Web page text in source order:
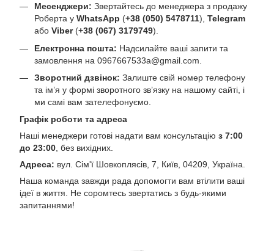
Месенджери: Звертайтесь до менеджера з продажу
Роберта у WhatsApp (+38 (050) 5478711), Telegram
або Viber(+38 (067) 3179749).
Електронна пошта: Надсилайте ваші запити та
замовлення на 0967667533a@gmail.com
Зворотний дзвінок: Залиште свій номер телефону
та ім’я у формі зворотного зв’язку на нашому сайті, і
ми самі вам зателефонуємо.
Графік роботи та адреса
Наші менеджери готові надати вам консультацію з 7:00
до 23:00, без вихідних.
Адреса: вул. Сім'ї Шовкоплясів, 7, Київ, 04209, Україна.
Наша команда завжди рада допомогти вам втілити ваші
ідеї в життя. Не соромтесь звертатись з будь-якими
запитаннями!